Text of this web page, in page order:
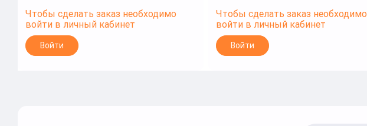
Чтобы сделать заказ необходимо
войти в личный кабинет
Войти
Чтобы сделать заказ необходимо
войти в личный кабинет
Войти